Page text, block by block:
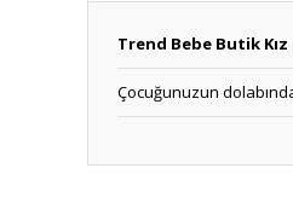
Trend Bebe Butik Kız
Çocuğunuzun